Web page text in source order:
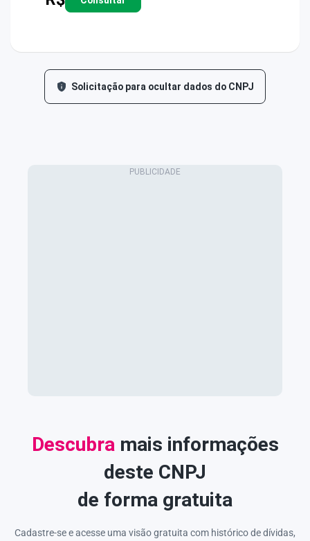
Solicitação para ocultar dados do CNPJ
Descubramais informações
deste CNPJ
de forma gratuita
Cadastre-se e acesse uma visão gratuita com histórico de dívidas,